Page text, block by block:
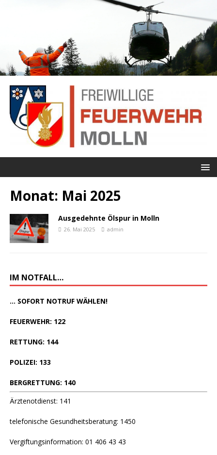
Monat: Mai 2025
Ausgedehnte Ölspur in Molln
26. Mai 2025 admin
IM NOTFALL…
... SOFORT NOTRUF WÄHLEN!
FEUERWEHR: 122
RETTUNG: 144
POLIZEI: 133
BERGRETTUNG: 140
Ärztenotdienst: 141
telefonische Gesundheitsberatung: 1450
Vergiftungsinformation: 01 406 43 43